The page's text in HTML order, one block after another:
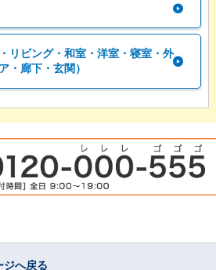
リビング・和室・洋室・寝室・外
・廊下・玄関）
ジへ戻る